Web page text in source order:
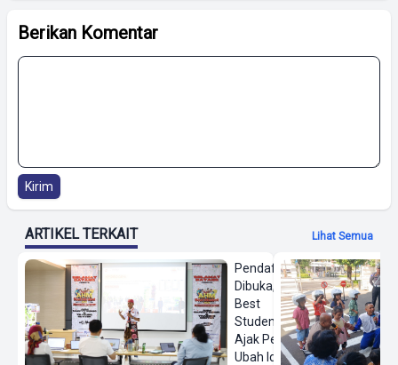
Berikan Komentar
Kirim
ARTIKEL TERKAIT Lihat Semua
Pendaftaran
Dibuka, AHM
Best
Student
Ajak Pelajar
Ubah Ide